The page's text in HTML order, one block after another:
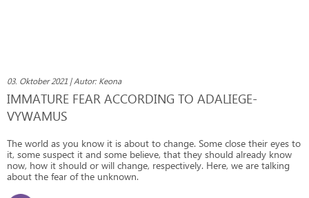
03. Oktober 2021 | Autor: Keona
IMMATURE FEAR ACCORDING TO ADALIEGE-
VYWAMUS
The world as you know it is about to change. Some close their eyes to
it, some suspect it and some believe, that they should already know
now, how it should or will change, respectively. Here, we are talking
about the fear of the unknown.